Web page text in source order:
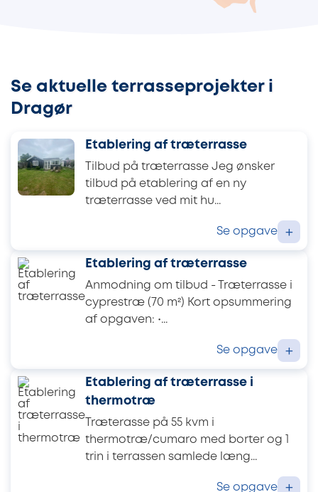
Se aktuelle terrasseprojekter i
Dragør
Etablering af træterrasse
Tilbud på træterrasse Jeg ønsker
tilbud på etablering af en ny
træterrasse ved mit hu...
Se opgave +
Etablering af træterrasse
Anmodning om tilbud - Træterrasse i
cyprestræ (70 m²) Kort opsummering
af opgaven: •...
Se opgave +
Etablering af træterrasse i
thermotræ
Træterasse på 55 kvm i
thermotræ/cumaro med borter og 1
trin i terrassen samlede læng...
Se opgave +